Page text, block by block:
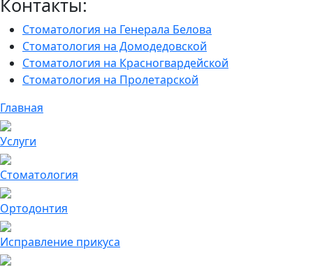
Контакты:
Стоматология на Генерала Белова
Стоматология на Домодедовской
Стоматология на Красногвардейской
Стоматология на Пролетарской
Главная
Услуги
Cтоматология
Ортодонтия
Исправление прикуса